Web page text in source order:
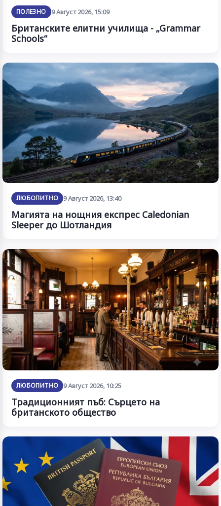
ПОЛЕЗНО 9 Август 2026, 15:09
Британските елитни училища - „Grammar
Schools“
ЛЮБОПИТНО 9 Август 2026, 13:40
Магията на нощния експрес Caledonian
Sleeper до Шотландия
ЛЮБОПИТНО 9 Август 2026, 10:25
Традиционният пъб: Сърцето на
британското общество